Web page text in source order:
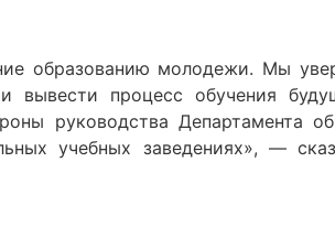
образованию молодежи. Мы
вывести процесс обучения
руководства Департамента
учебных заведениях», —